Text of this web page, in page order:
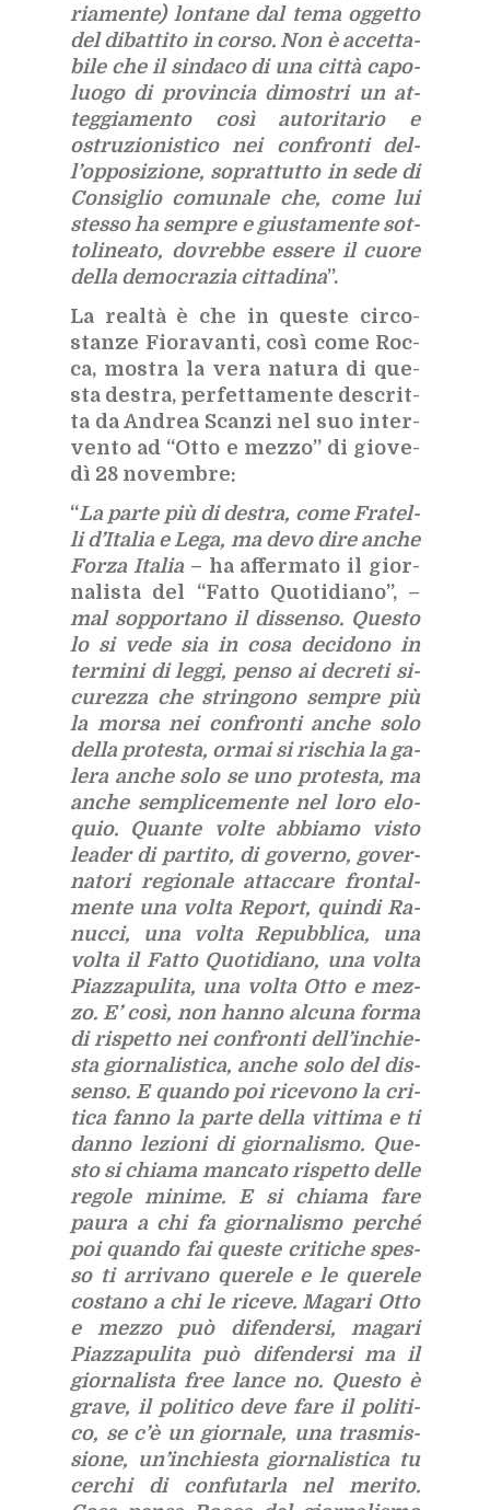
ria­men­te) lon­ta­ne dal tema og­get­to
del di­bat­ti­to in cor­so. Non è ac­cet­ta­
bi­le che il sin­da­co di una cit­tà ca­po­
luo­go di pro­vin­cia di­mo­stri un at­
teg­gia­men­to così au­to­ri­ta­rio e
ostru­zio­ni­sti­co nei con­fron­ti del­
l’op­po­si­zio­ne, so­prat­tut­to in sede di
Con­si­glio co­mu­na­le che, come lui
stes­so ha sem­pre e giu­sta­men­te sot­
to­li­nea­to, do­vreb­be es­se­re il cuo­re
del­la de­mo­cra­zia cit­ta­di­na”.
La real­tà è che in que­ste cir­co­
stan­ze Fio­ra­van­ti, così come Roc­
ca, mo­stra la vera na­tu­ra di que­
sta de­stra, per­fet­ta­men­te de­scrit­
ta da An­drea Scan­zi nel suo in­ter­
ven­to ad “Otto e mez­zo” di gio­ve­
dì 28 no­vem­bre:
“La par­te più di de­stra, come Fra­tel­
li d’I­ta­lia e Lega, ma devo dire an­che
For­za Ita­lia– ha af­fer­ma­to il gior­
na­li­sta del “Fat­to Quo­ti­dia­no”, –
mal sop­por­ta­no il dis­sen­so. Que­sto
lo si vede sia in cosa de­ci­do­no in
ter­mi­ni di leg­gi, pen­so ai de­cre­ti si­
cu­rez­za che strin­go­no sem­pre più
la mor­sa nei con­fron­ti an­che solo
del­la pro­te­sta, or­mai si ri­schia la ga­
le­ra an­che solo se uno pro­te­sta, ma
an­che sem­pli­ce­men­te nel loro elo­
quio. Quan­te vol­te ab­bia­mo vi­sto
lea­der di par­ti­to, di go­ver­no, go­ver­
na­to­ri re­gio­na­le at­tac­ca­re fron­tal­
men­te una vol­ta Re­port, quin­di Ra­
nuc­ci, una vol­ta Re­pub­bli­ca, una
vol­ta il Fat­to Quo­ti­dia­no, una vol­ta
Piaz­za­pu­li­ta, una vol­ta Otto e mez­
zo. E’ così, non han­no al­cu­na for­ma
di ri­spet­to nei con­fron­ti del­l’in­chie­
sta gior­na­li­sti­ca, an­che solo del dis­
sen­so. E quan­do poi ri­ce­vo­no la cri­
ti­ca fan­no la par­te del­la vit­ti­ma e ti
dan­no le­zio­ni di gior­na­li­smo. Que­
sto si chia­ma man­ca­to ri­spet­to del­le
re­go­le mi­ni­me. E si chia­ma fare
pau­ra a chi fa gior­na­li­smo per­ché
poi quan­do fai que­ste cri­ti­che spes­
so ti ar­ri­va­no que­re­le e le que­re­le
co­sta­no a chi le ri­ce­ve. Ma­ga­ri Otto
e mez­zo può di­fen­der­si, ma­ga­ri
Piaz­za­pu­li­ta può di­fen­der­si ma il
gior­na­li­sta free lan­ce no. Que­sto è
gra­ve, il po­li­ti­co deve fare il po­li­ti­
co, se c’è un gior­na­le, una tra­smis­
sio­ne, un’in­chie­sta gior­na­li­sti­ca tu
cer­chi di con­fu­tar­la nel me­ri­to.